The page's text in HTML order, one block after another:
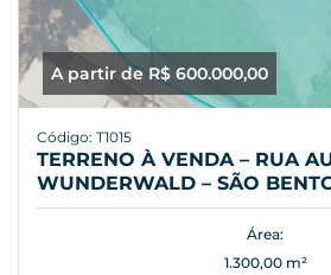
A partir de R$ 600.000,00
Código: T1015
TERRENO À VENDA – RUA
WUNDERWALD – SÃO
Área:
1.300,00 m²